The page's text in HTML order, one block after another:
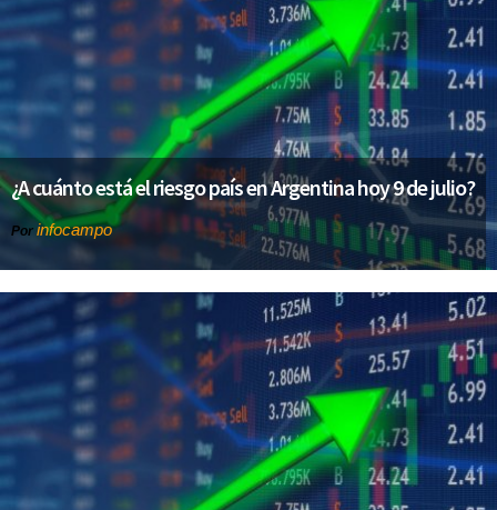
¿A cuánto está el riesgo país en Argentina hoy 9 de julio?
Por infocampo